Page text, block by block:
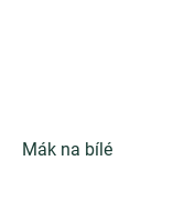
Mák na bílé